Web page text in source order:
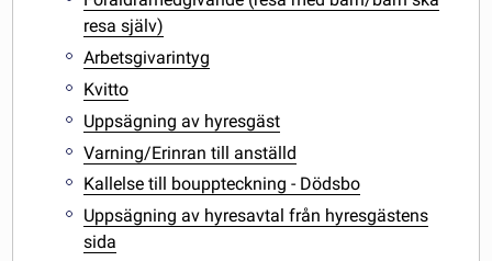
resa själv)
Arbetsgivarintyg
Kvitto
Uppsägning av hyresgäst
Varning/Erinran till anställd
Kallelse till bouppteckning - Dödsbo
Uppsägning av hyresavtal från hyresgästens
sida